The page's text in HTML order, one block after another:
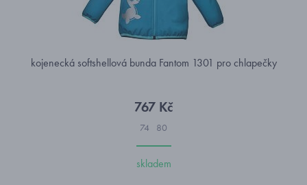
kojenecká softshellová bunda Fantom 1301 pro chlapečky
767 Kč
74 80
skladem